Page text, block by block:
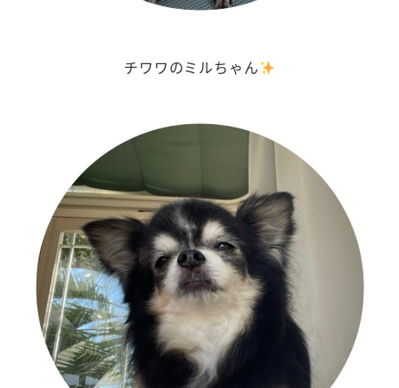
チワワのミルちゃん